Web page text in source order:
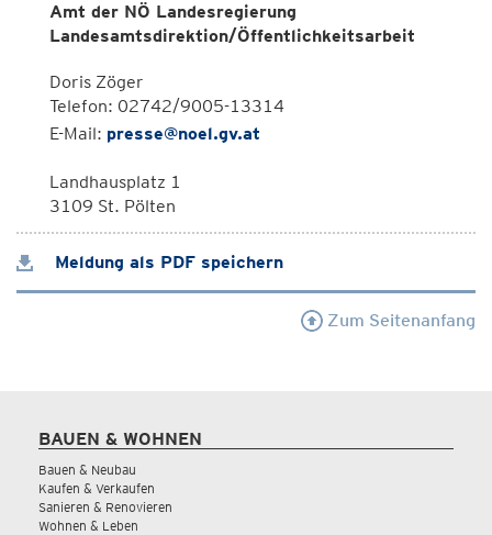
Amt der NÖ Landesregierung
Landesamtsdirektion/Öffentlichkeitsarbeit
Doris Zöger
Telefon: 02742/9005-13314
E-Mail: presse@noel.gv.at
Landhausplatz 1
3109 St. Pölten
Meldung als PDF speichern
Zum Seitenanfang
BAUEN & WOHNEN
Bauen & Neubau
Kaufen & Verkaufen
Sanieren & Renovieren
Wohnen & Leben